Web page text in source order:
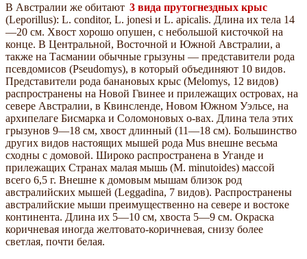
В Австралии же обитают 3 вида прутогнездных крыс
(Leporillus): L. conditor, L. jonesi и L. apicalis. Длина их тела 14
—20 см. Хвост хорошо опушен, с небольшой кисточкой на
конце. В Центральной, Восточной и Южной Австралии, а
также на Тасмании обычные грызуны — представители рода
псевдомисов (Pseudomys), в который объединяют 10 видов.
Представители рода банановых крыс (Melomys, 12 видов)
распространены на Новой Гвинее и прилежащих островах, на
севере Австралии, в Квинсленде, Новом Южном Уэльсе, на
архипелаге Бисмарка и Соломоновых о-вах. Длина тела этих
грызунов 9—18 см, хвост длинный (11—18 см). Большинство
других видов настоящих мышей рода Mus внешне весьма
сходны с домовой. Широко распространена в Уганде и
прилежащих Странах малая мышь (М. minutoides) массой
всего 6,5 г. Внешне к домовым мышам близок род
австралийских мышей (Leggadina, 7 видов). Распространены
австралийские мыши преимущественно на севере и востоке
континента. Длина их 5—10 см, хвоста 5—9 см. Окраска
коричневая иногда желтовато-коричневая, снизу более
светлая, почти белая.